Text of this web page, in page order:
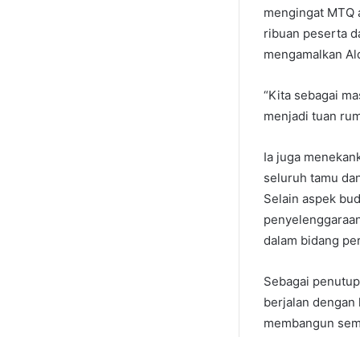
mengingat MTQ
ribuan peserta
mengamalkan
“Kita sebagai
menjadi tuan
Ia juga
seluruh tamu
Selain aspek
dalam bidang
Sebagai
berjalan dengan
membangun